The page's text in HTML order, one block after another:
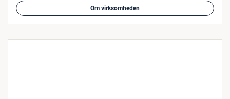
Om virksomheden